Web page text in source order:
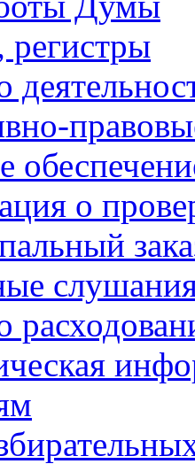
регистры
о